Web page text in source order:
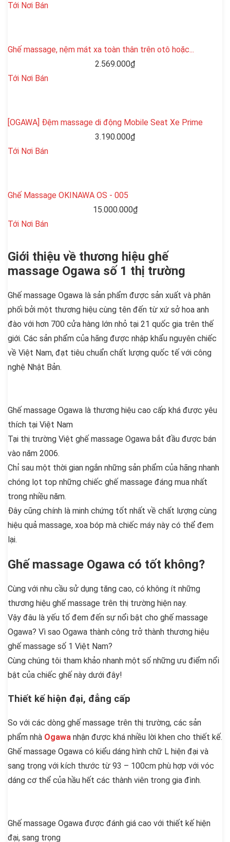
Tới Nơi Bán
Ghế massage, nệm mát xa toàn thân trên otô hoặc...
2.569.000₫
Tới Nơi Bán
[OGAWA] Đệm massage di động Mobile Seat Xe Prime
3.190.000₫
Tới Nơi Bán
Ghế Massage OKINAWA OS - 005
15.000.000₫
Tới Nơi Bán
Giới thiệu về thương hiệu ghế
massage Ogawa số 1 thị trường
Ghế massage Ogawa là sản phẩm được sản xuất và phân
phối bởi một thương hiệu cùng tên đến từ xứ sở hoa anh
đào với hơn 700 cửa hàng lớn nhỏ tại 21 quốc gia trên thế
giới. Các sản phẩm của hãng được nhập khẩu nguyên chiếc
về Việt Nam, đạt tiêu chuẩn chất lượng quốc tế với công
nghệ Nhật Bản.
Ghế massage Ogawa là thương hiệu cao cấp khá được yêu
thích tại Việt Nam
Tại thị trường Việt ghế massage Ogawa bắt đầu được bán
vào năm 2006.
Chỉ sau một thời gian ngắn những sản phẩm của hãng nhanh
chóng lọt top những chiếc ghế massage đáng mua nhất
trong nhiều năm.
Đây cũng chính là minh chứng tốt nhất về chất lượng cùng
hiệu quả massage, xoa bóp mà chiếc máy này có thể đem
lại.
Ghế massage Ogawa có tốt không?
Cùng với nhu cầu sử dụng tăng cao, có không ít những
thương hiệu ghế massage trên thị trường hiện nay.
Vậy đâu là yếu tố đem đến sự nổi bật cho ghế massage
Ogawa? Vì sao Ogawa thành công trở thành thương hiệu
ghế massage số 1 Việt Nam?
Cùng chúng tôi tham khảo nhanh một số những ưu điểm nổi
bật của chiếc ghế này dưới đây!
Thiết kế hiện đại, đẳng cấp
So với các dòng ghế massage trên thị trường, các sản
phẩm nhà Ogawa nhận được khá nhiều lời khen cho thiết kế.
Ghế massage Ogawa có kiểu dáng hình chữ L hiện đại và
sang trọng với kích thước từ 93 – 100cm phù hợp với vóc
dáng cơ thể của hầu hết các thành viên trong gia đình.
Ghế massage Ogawa được đánh giá cao với thiết kế hiện
đại, sang trọng